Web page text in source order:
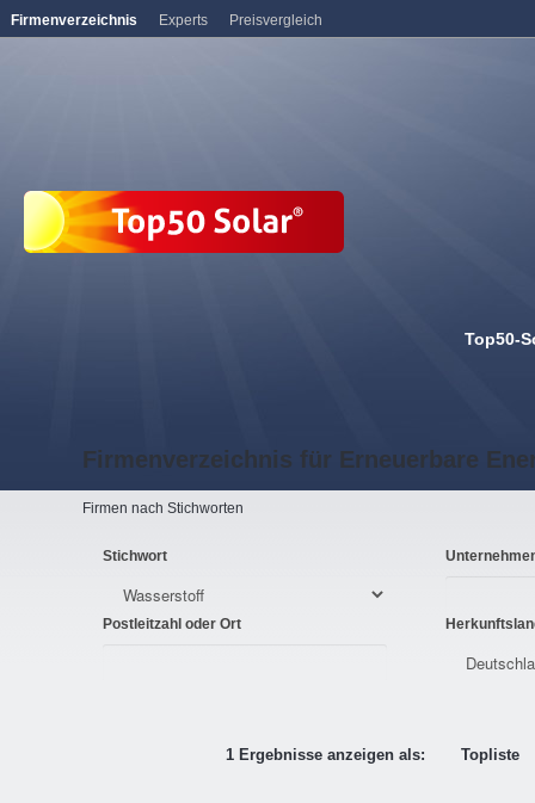
Top50-
Firmenverzeichnis für Erneuerbare
Firmen nach Stichworten
Stichwort
Postleitzahl oder Ort
1 Ergebnisse anzeigen als: Topliste
Firmenverzeichnis Experts Preisvergleich